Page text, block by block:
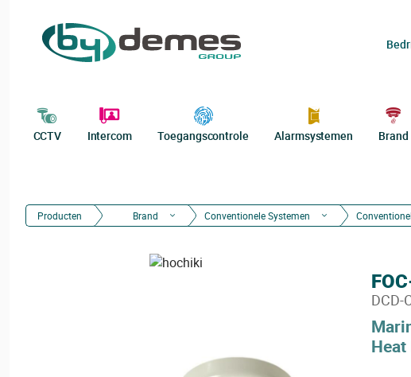
CCTV Intercom Toegangscontrole Alarmsystemen Brand
Producten Brand Conventionele Systemen
DCD-